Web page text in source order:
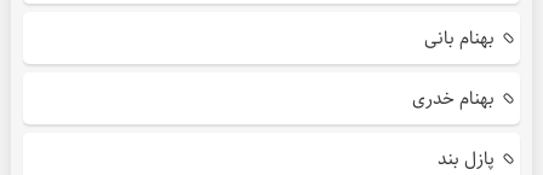
بهنام بانی
بهنام خدری
پازل بند